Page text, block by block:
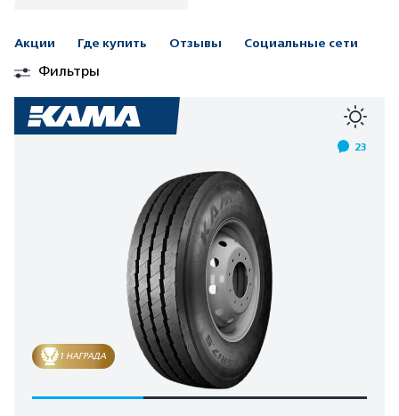
Акции Где купить Отзывы Социальные сети
Фильтры
23
1 НАГРАДА